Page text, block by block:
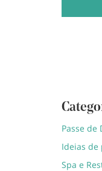
Ponto Brabo, Aruba
Passe de
Ideias de
Spa e